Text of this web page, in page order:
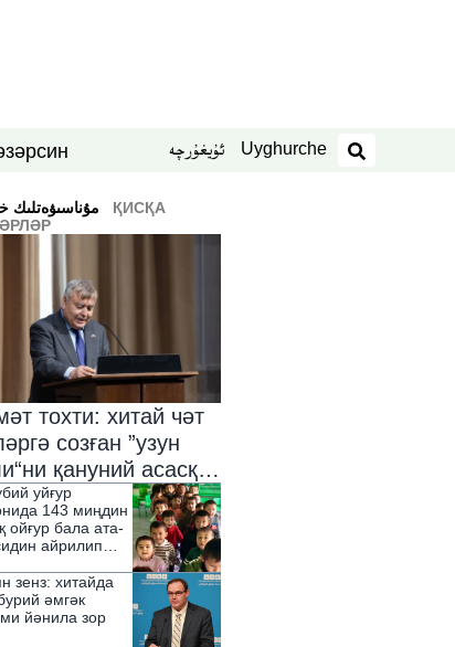
син ئۇيغۇرچە Uyghurche
издәш
ҚИСҚА
тохти: хитай чәт
созған ”узун
қануний асасқа
қилди
уйғур
143 миңдин
ойғур бала ата-
айрилип
зенз: хитайда
әмгәк
йәнила зор